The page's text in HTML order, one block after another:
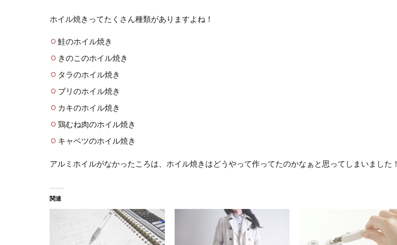
ホイル焼きってたくさん種類がありますよね！
鮭のホイル焼き
きのこのホイル焼き
タラのホイル焼き
ブリのホイル焼き
カキのホイル焼き
鶏むね肉のホイル焼き
キャベツのホイル焼き
アルミホイルがなかったころは、ホイル焼きはどうやって作ってたのかなぁと思ってしまいました！
関連